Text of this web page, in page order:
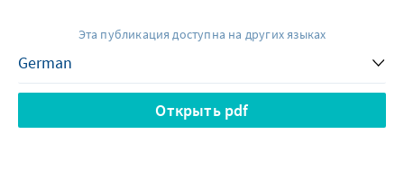
Эта публикация доступна на других языках
Открыть pdf